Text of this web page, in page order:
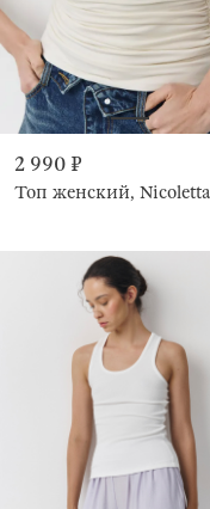
2 990 ₽
Топ женский, Nicoletta